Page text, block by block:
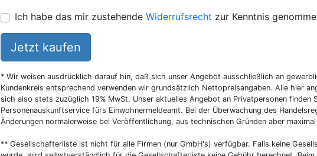
Ich habe das mir zustehende Widerrufsrecht zur Kenntnis
Jetzt kaufen
* Wir weisen ausdrücklich darauf hin, daß sich unser Angebot ausschließlich an
Kundenkreis entsprechend verwenden wir grundsätzlich Nettopreisangaben. Alle hier
sich also stets zuzüglich 19% MwSt. Unser aktuelles Angebot an Privatpersonen finden
Personenauskunftservice fürs Einwohnermeldeamt. Bei der Überwachung des
Änderungen normalerweise bei Veröffentlichung, aus technischen Gründen aber
** Gesellschafterliste ist nicht für alle Firmen (nur GmbH's) verfügbar. Falls keine